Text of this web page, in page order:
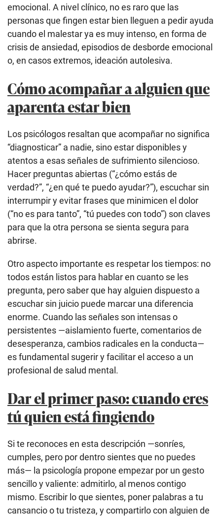
emocional. A nivel clínico, no es raro que las
personas que fingen estar bien lleguen a pedir ayuda
cuando el malestar ya es muy intenso, en forma de
crisis de ansiedad, episodios de desborde emocional
o, en casos extremos, ideación autolesiva.
Cómo acompañar a alguien que
aparenta estar bien
Los psicólogos resaltan que acompañar no significa
“diagnosticar” a nadie, sino estar disponibles y
atentos a esas señales de sufrimiento silencioso.
Hacer preguntas abiertas (“¿cómo estás de
verdad?”, “¿en qué te puedo ayudar?”), escuchar sin
interrumpir y evitar frases que minimicen el dolor
(“no es para tanto”, “tú puedes con todo”) son claves
para que la otra persona se sienta segura para
abrirse.
Otro aspecto importante es respetar los tiempos: no
todos están listos para hablar en cuanto se les
pregunta, pero saber que hay alguien dispuesto a
escuchar sin juicio puede marcar una diferencia
enorme. Cuando las señales son intensas o
persistentes —aislamiento fuerte, comentarios de
desesperanza, cambios radicales en la conducta—
es fundamental sugerir y facilitar el acceso a un
profesional de salud mental.
Dar el primer paso: cuando eres
tú quien está fingiendo
Si te reconoces en esta descripción —sonríes,
cumples, pero por dentro sientes que no puedes
más— la psicología propone empezar por un gesto
sencillo y valiente: admitirlo, al menos contigo
mismo. Escribir lo que sientes, poner palabras a tu
cansancio o tu tristeza, y compartirlo con alguien de